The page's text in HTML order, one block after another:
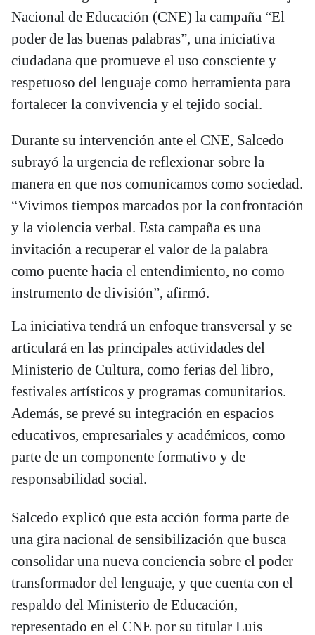
Nacional de Educación (CNE) la campaña “El
poder de las buenas palabras”, una iniciativa
ciudadana que promueve el uso consciente y
respetuoso del lenguaje como herramienta para
fortalecer la convivencia y el tejido social.
Durante su intervención ante el CNE, Salcedo
subrayó la urgencia de reflexionar sobre la
manera en que nos comunicamos como sociedad.
“Vivimos tiempos marcados por la confrontación
y la violencia verbal. Esta campaña es una
invitación a recuperar el valor de la palabra
como puente hacia el entendimiento, no como
instrumento de división”, afirmó.
La iniciativa tendrá un enfoque transversal y se
articulará en las principales actividades del
Ministerio de Cultura, como ferias del libro,
festivales artísticos y programas comunitarios.
Además, se prevé su integración en espacios
educativos, empresariales y académicos, como
parte de un componente formativo y de
responsabilidad social.
Salcedo explicó que esta acción forma parte de
una gira nacional de sensibilización que busca
consolidar una nueva conciencia sobre el poder
transformador del lenguaje, y que cuenta con el
respaldo del Ministerio de Educación,
representado en el CNE por su titular Luis